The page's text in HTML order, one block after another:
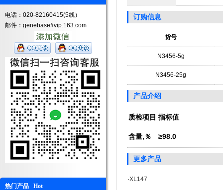
电话：020-82160415(5线）
邮件：genebase#vip.163.com
热门产品 Hot
订购信息
货号
N3456-5g
N3456-25g
产品介绍
质检项目 指标值
含量,％ ≥98.0
更多产品
·XL147